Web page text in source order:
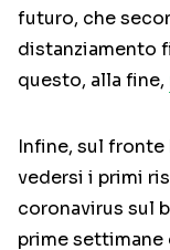
futuro, che
distanziamento
questo, alla fine,
Infine, sul fronte
vedersi i primi
coronavirus sul
prime settimane